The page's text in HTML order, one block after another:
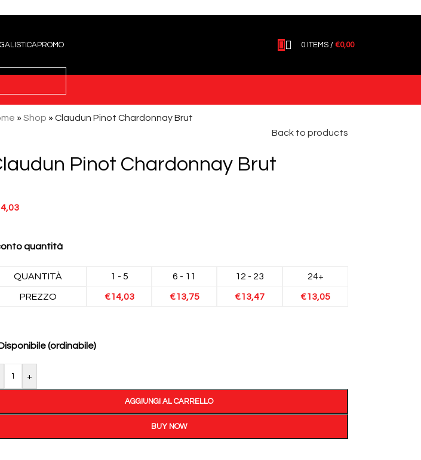
PROMO 0 ITEMS / €0,00
» Shop » Claudun Pinot Chardonnay Brut
Back to products
Pinot Chardonnay Brut
quantità
QUANTITÀ 1 - 5 6 - 11 12 - 23 24+
PREZZO €14,03 €13,75 €13,47 €13,05
(ordinabile)
+
AGGIUNGI AL CARRELLO
BUY NOW